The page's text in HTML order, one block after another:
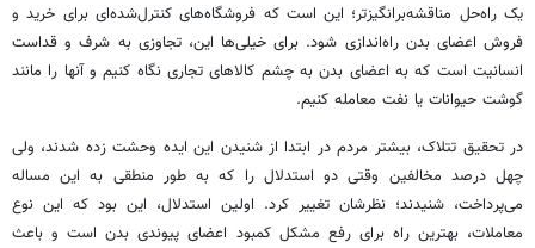
یک راه‌حل مناقشه‌برانگیزتر؛ این است که فروشگاه‌های کنترل‌شده‌ای برای خرید و
فروش اعضای بدن راه‌اندازی شود. برای خیلی‌ها این، تجاوزی به شرف و قداست
انسانیت است که به اعضای بدن به چشم کالاهای تجاری نگاه کنیم و آنها را مانند
گوشت حیوانات یا نفت معامله کنیم.
در تحقیق تتلاک، بیشتر مردم در ابتدا از شنیدن این ایده وحشت زده شدند، ولی
چهل درصد مخالفین وقتی دو استدلال را که به طور منطقی به این مساله
می‌پرداخت، شنیدند؛ نظرشان تغییر کرد. اولین استدلال، این بود که این نوع
معاملات، بهترین راه برای رفع مشکل کمبود اعضای پیوندی بدن است و باعث